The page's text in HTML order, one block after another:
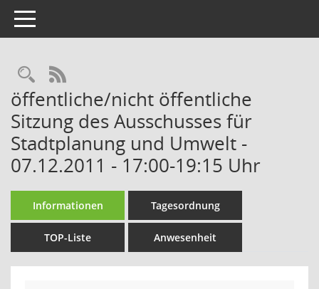
Toggle navigation
Rechercheauswahl
RSS-Feed
öffentliche/nicht öffentliche
Sitzung des Ausschusses für
Stadtplanung und Umwelt -
07.12.2011 - 17:00-19:15 Uhr
Informationen Tagesordnung
TOP-Liste Anwesenheit